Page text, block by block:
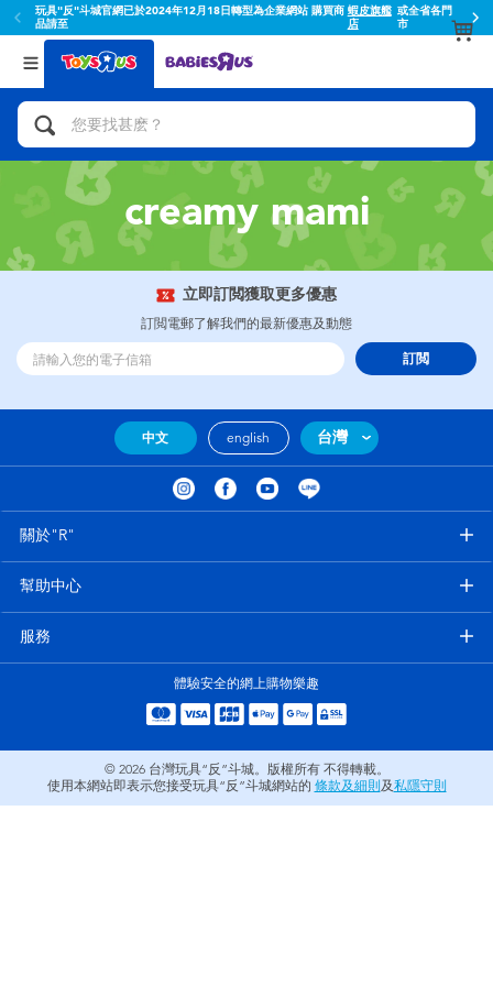
玩具"反"斗城官網已於2024年12月18日轉型為企業網站 購買商
品請至
蝦皮旗艦
店
或全省各門
市
返回
分類目錄
人氣英雄,角色扮演,射擊玩具
腳踏車,滑板車,騎乘車
拼砌組合及樂高LEGO
玩具車,貨車,火車及遙控系列
手工藝,文具,蠟筆,泥膠,畫板
娃娃, 芭比,收藏公仔
遊戲及拼圖系列
戶外及運動用品
派對用品
返回
品牌
Toy Story玩具總動員
Super Mario超級瑪利歐
52TOYS
Miniso名創優品
playpop
Barbie芭比
NERF熱火
creamy mami
立即訂閲獲取更多優惠
訂閲電郵了解我們的最新優惠及動態
訂閲
中文 english 台灣
關於"R"
幫助中心
服務
體驗安全的網上購物樂趣
© 2026 台灣玩具“反”斗城。版權所有 不得轉載。
使用本網站即表示您接受玩具“反”斗城網站的 條款及細則 及私隱守則